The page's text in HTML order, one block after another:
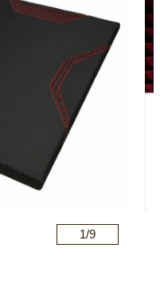
ワークデスク ウィルトンラ
1/9